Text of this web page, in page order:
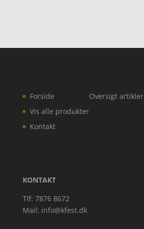
Forside
Vis alle produkter
Kontakt
Oversigt artikler
KONTAKT
Tlf: 7876 8672
Mail: info@kfest.dk